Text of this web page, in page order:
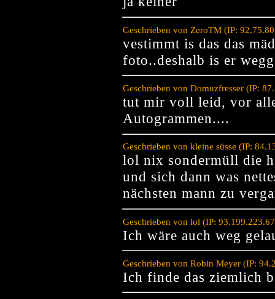
Geschrieben von ZeroTM (IP:
vestimmt is das das
foto..deshalb is er
Geschrieben von Domuzfresser (IP:
tut mir voll leid, vor
Autogrammen....
Geschrieben von kleine süsse (IP:
lol nix sondermüll die
und sich dann was
nächsten mann zu
Geschrieben von lol (IP:
Ich wäre auch weg
Geschrieben von Robin Meyer (IP:
Ich finde das ziemlich